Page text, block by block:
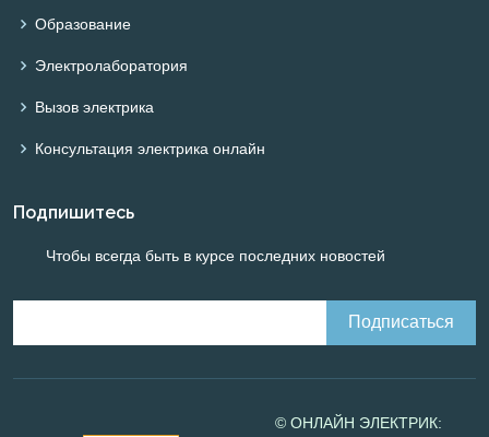
Образование
Электролаборатория
Вызов электрика
Консультация электрика онлайн
Подпишитесь
Чтобы всегда быть в курсе последних новостей
© ОНЛАЙН ЭЛЕКТРИК: